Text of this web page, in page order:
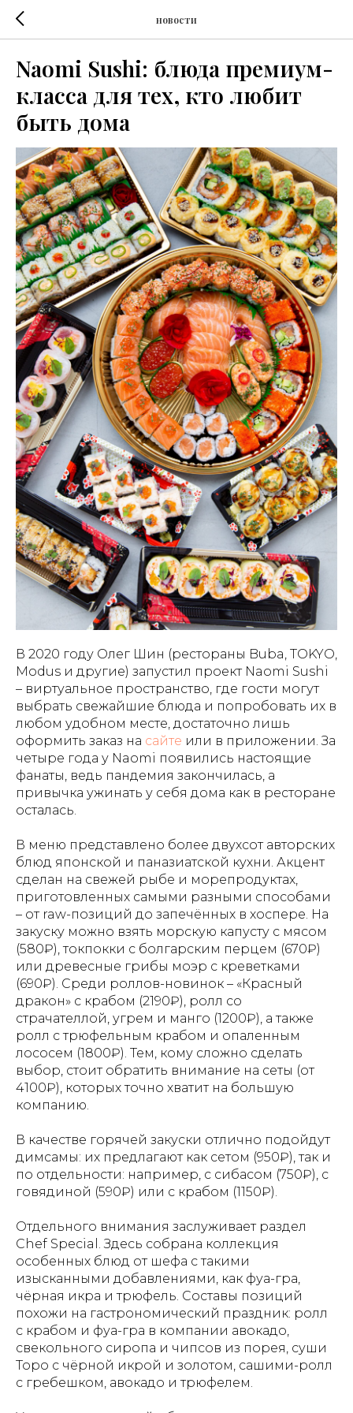
новости
Naomi Sushi: блюда премиум-
класса для тех, кто любит
быть дома
В 2020 году Олег Шин (рестораны Buba, TOKYO,
Modus и другие) запустил проект Naomi Sushi
– виртуальное пространство, где гости могут
выбрать свежайшие блюда и попробовать их в
любом удобном месте, достаточно лишь
оформить заказ на сайте или в приложении. За
четыре года у Naomi появились настоящие
фанаты, ведь пандемия закончилась, а
привычка ужинать у себя дома как в ресторане
осталась.
В меню представлено более двухсот авторских
блюд японской и паназиатской кухни. Акцент
сделан на свежей рыбе и морепродуктах,
приготовленных самыми разными способами
– от raw-позиций до запечённых в хоспере. На
закуску можно взять морскую капусту с мясом
(580₽), токпокки с болгарским перцем (670₽)
или древесные грибы моэр с креветками
(690₽). Среди роллов-новинок – «Красный
дракон» с крабом (2190₽), ролл со
страчателлой, угрем и манго (1200₽), а также
ролл с трюфельным крабом и опаленным
лососем (1800₽). Тем, кому сложно сделать
выбор, стоит обратить внимание на сеты (от
4100₽), которых точно хватит на большую
компанию.
В качестве горячей закуски отлично подойдут
димсамы: их предлагают как сетом (950₽), так и
по отдельности: например, с сибасом (750₽), с
говядиной (590₽) или с крабом (1150₽).
Отдельного внимания заслуживает раздел
Chef Special. Здесь собрана коллекция
особенных блюд от шефа с такими
изысканными добавлениями, как фуа-гра,
чёрная икра и трюфель. Составы позиций
похожи на гастрономический праздник: ролл
с крабом и фуа-гра в компании авокадо,
свекольного сиропа и чипсов из порея, суши
Торо с чёрной икрой и золотом, сашими-ролл
с гребешком, авокадо и трюфелем.